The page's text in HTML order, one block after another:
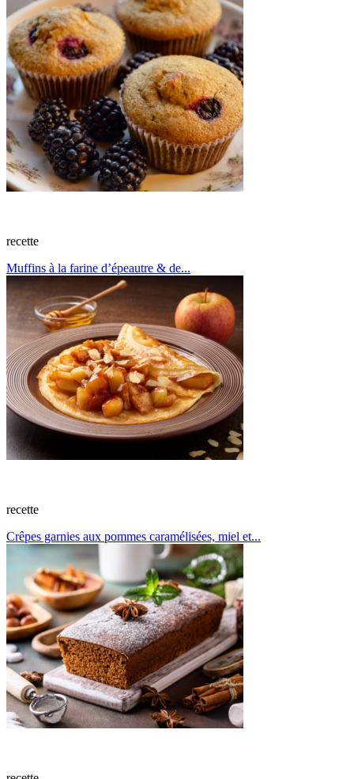
recette
Muffins à la farine d’épeautre & de...
recette
Crêpes garnies aux pommes caramélisées, miel et...